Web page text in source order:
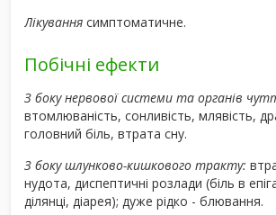
Лікування симптоматичне.
Побічні ефекти
З боку нервової системи та органів
втомлюваність, сонливість, млявість,
головний біль, втрата сну.
З боку шлунково-кишкового тракту:
нудота, диспептичні розлади (біль в
ділянці, діарея); дуже рідко - блювання.